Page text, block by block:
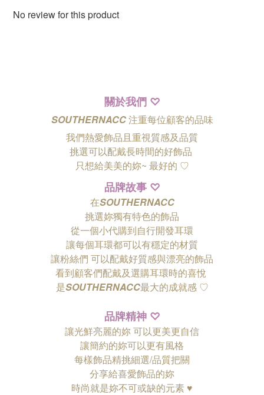
No review for this product
關於我們 ♡
SOUTHERNACC注重每位顧客的品味
我們熱愛飾品且重視質感及品質
挑選可以配戴長時間的好飾品
只想給美美的妳~ 最好的 ♡
品牌故事 ♡
在SOUTHERNACC
挑選妳獨有特色的飾品
從一個小代購到自行開發耳環
讓每個耳環都可以有穩定的材質
讓粉絲們 可以配戴好質感與漂亮的飾品
看到顧客們配戴及選購耳環時的喜悅
是SOUTHERNACC最大的成就感 ♡
品牌精神 ♡
讓光鮮亮麗的妳 可以更美更自信
讓簡約的妳可以更有風格
每樣飾品精挑細選/品質把關
分享給喜愛飾品的妳
時尚就是妳不可或缺的元素 ♥